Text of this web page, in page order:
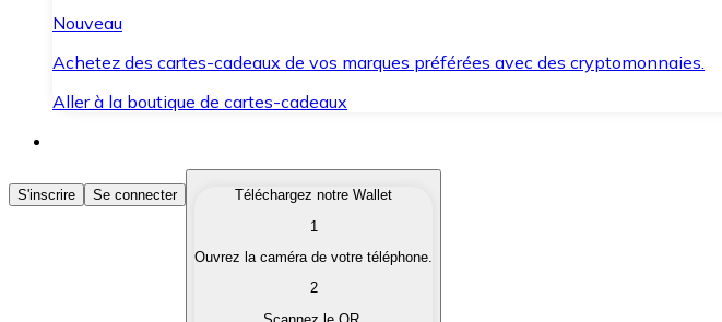
Nouveau
Achetez des cartes-cadeaux de vos marques préférées avec des cryptomonnaies.
Aller à la boutique de cartes-cadeaux
Acheter des Cryptomonnaies
Achetez les cryptomonnaies qui vous intéressent rapidement et en toute sécurité.
Convertissez vos cryptomonnaies en monnaie fiduciaire lorsque vous en avez besoin.
S'inscrire Se connecter
Téléchargez notre Wallet
1
Ouvrez la caméra de votre téléphone.
2